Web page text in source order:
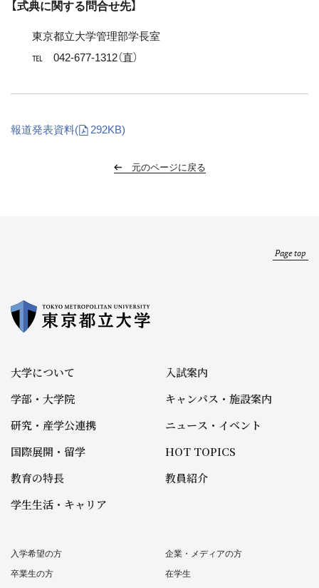
【式典に関する問合せ先】
東京都立大学管理部学長室
℡ 042-677-1312（直）
報道発表資料( 292KB)
元のページに戻る
Page top
大学について
学部・大学院
研究・産学公連携
国際展開・留学
教育の特長
学生生活・キャリア
入試案内
キャンパス・施設案内
ニュース・イベント
HOT TOPICS
教員紹介
入学希望の方
卒業生の方
企業・メディアの方
在学生